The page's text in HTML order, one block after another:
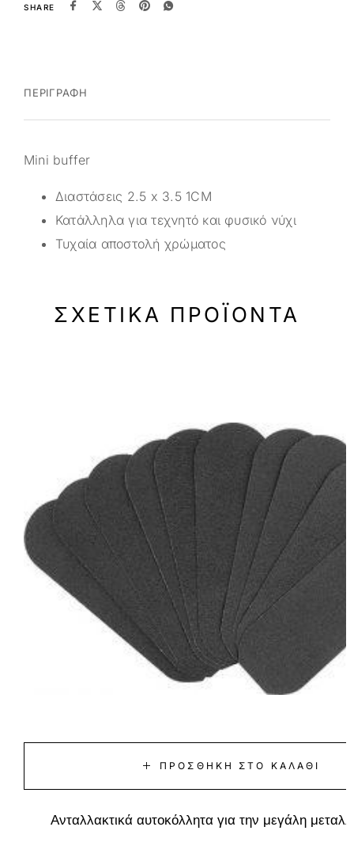
SHARE
ΠΕΡΙΓΡΑΦΉ
Mini buffer
Διαστάσεις 2.5 x 3.5 1CM
Κατάλληλα για τεχνητό και φυσικό νύχι
Τυχαία αποστολή χρώματος
ΣΧΕΤΙΚΆ ΠΡΟΪΌΝΤΑ
ΠΡΟΣΘΉΚΗ ΣΤΟ ΚΑΛΆΘΙ
Ανταλλακτικά αυτοκόλλητα για την μεγάλη